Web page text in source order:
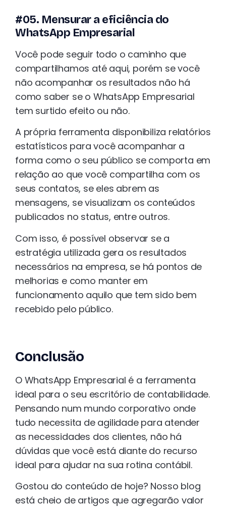
#05. Mensurar a eficiência do
WhatsApp Empresarial
Você pode seguir todo o caminho que
compartilhamos até aqui, porém se você
não acompanhar os resultados não há
como saber se o WhatsApp Empresarial
tem surtido efeito ou não.
A própria ferramenta disponibiliza relatórios
estatísticos para você acompanhar a
forma como o seu público se comporta em
relação ao que você compartilha com os
seus contatos, se eles abrem as
mensagens, se visualizam os conteúdos
publicados no status, entre outros.
Com isso, é possível observar se a
estratégia utilizada gera os resultados
necessários na empresa, se há pontos de
melhorias e como manter em
funcionamento aquilo que tem sido bem
recebido pelo público.
Conclusão
O WhatsApp Empresarial é a ferramenta
ideal para o seu escritório de contabilidade.
Pensando num mundo corporativo onde
tudo necessita de agilidade para atender
as necessidades dos clientes, não há
dúvidas que você está diante do recurso
ideal para ajudar na sua rotina contábil.
Gostou do conteúdo de hoje? Nosso blog
está cheio de artigos que agregarão valor